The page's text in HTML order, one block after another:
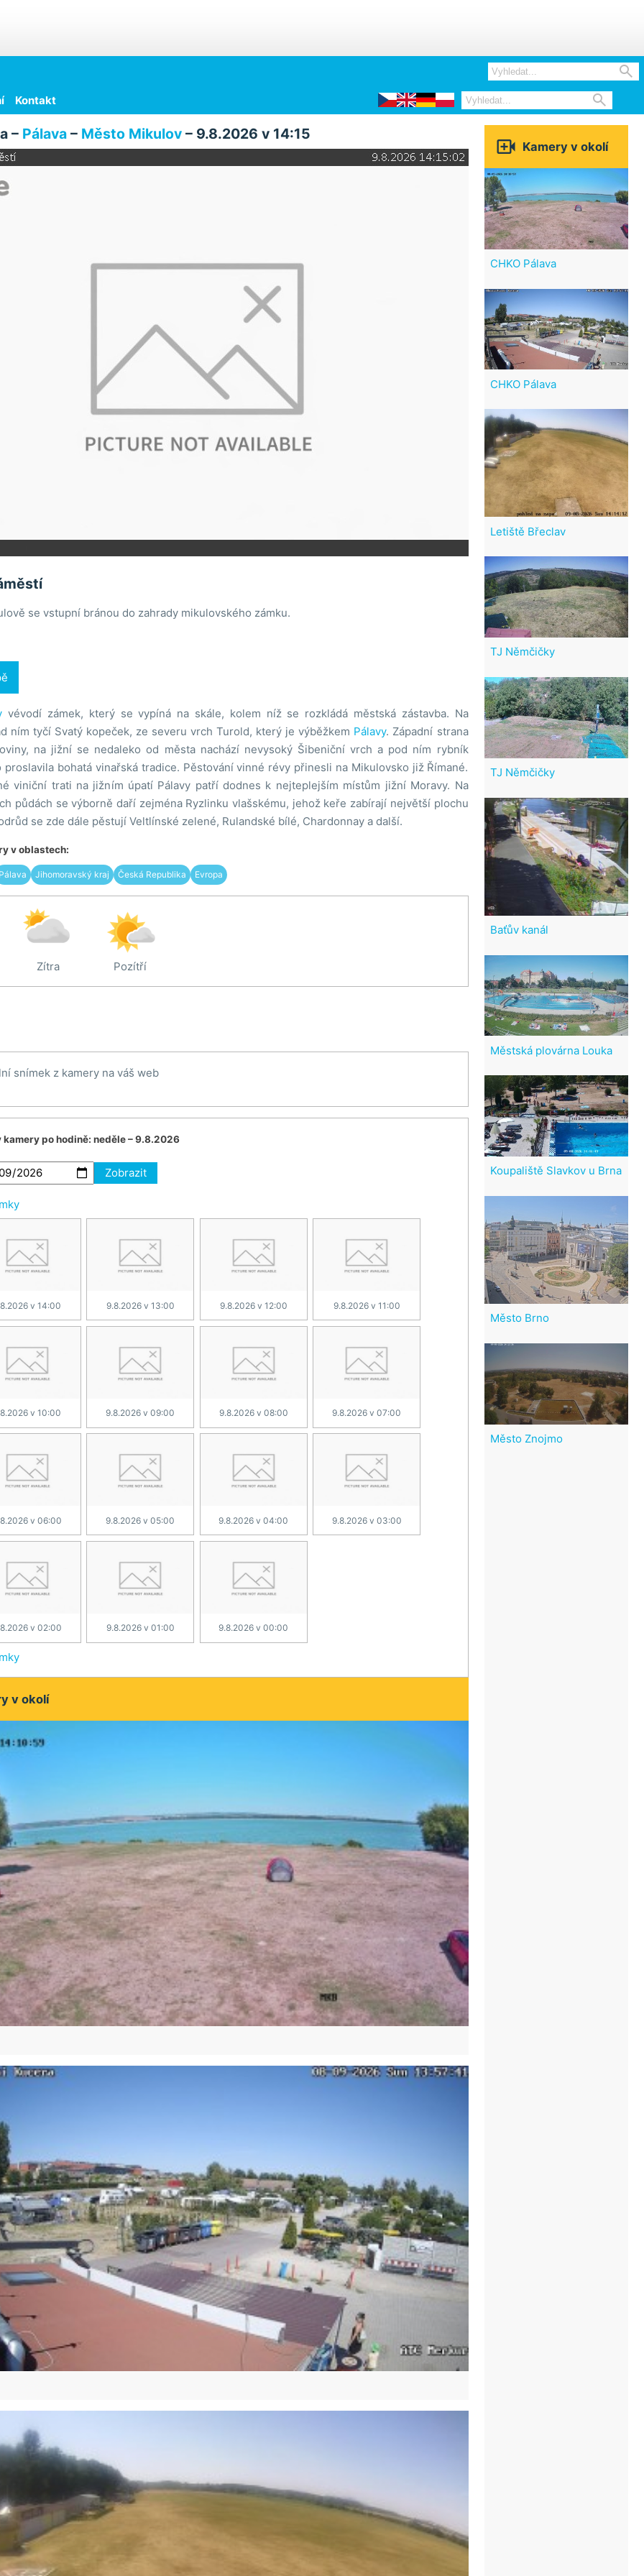

Kontakt 
– Pálava– Město Mikulov– 9.8.2026 v 14:15
se vstupní bránou do zahrady mikulovského zámku.
vévodí zámek, který se vypíná na skále, kolem níž se rozkládá městská zástavba. Na
ním tyčí Svatý kopeček, ze severu vrch Turold, který je výběžkem Pálavy. Západní strana
na jižní se nedaleko od města nachází nevysoký Šibeniční vrch a pod ním rybník
proslavila bohatá vinařská tradice. Pěstování vinné révy přinesli na Mikulovsko již Římané.
viniční trati na jižním úpatí Pálavy patří dodnes k nejteplejším místům jižní Moravy. Na
půdách se výborně daří zejména Ryzlinku vlašskému, jehož keře zabírají největší plochu
se zde dále pěstují Veltlínské zelené, Rulandské bílé, Chardonnay a další.
v oblastech:
Pálava Jihomoravský kraj Česká Republika Evropa
Zítra Pozítří
snímek z kamery na váš web
kamery po hodině: neděle – 9.8.2026
Zobrazit
v 14:00 9.8.2026 v 13:00 9.8.2026 v 12:00 9.8.2026 v 11:00
v 10:00 9.8.2026 v 09:00 9.8.2026 v 08:00 9.8.2026 v 07:00
v 06:00 9.8.2026 v 05:00 9.8.2026 v 04:00 9.8.2026 v 03:00
v 02:00 9.8.2026 v 01:00 9.8.2026 v 00:00
v okolí
 Kamery v okolí
CHKO Pálava
CHKO Pálava
Letiště Břeclav
TJ Němčičky
TJ Němčičky
Baťův kanál
Městská plovárna Louka
Koupaliště Slavkov u Brna
Město Brno
Město Znojmo